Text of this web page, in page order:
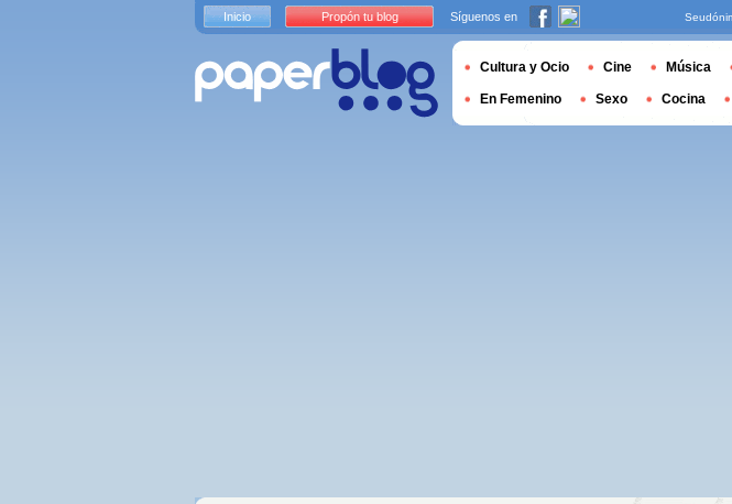
Inicio Propón tu blog Síguenos en
Cultura y Ocio Cine Música
En Femenino Sexo Cocina